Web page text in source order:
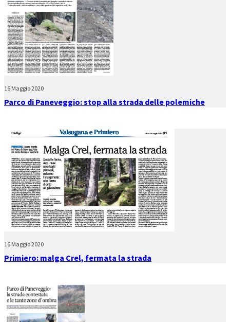
16 Maggio 2020
Parco di Paneveggio: stop alla strada delle polemiche
16 Maggio 2020
Primiero: malga Crel, fermata la strada